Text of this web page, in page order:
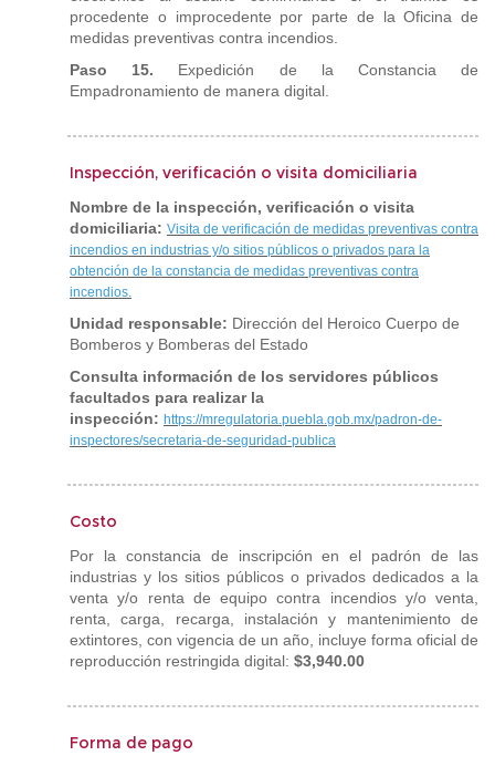
procedente o improcedente por parte de la Oficina de
medidas preventivas contra incendios.
Paso 15. Expedición de la Constancia de
Empadronamiento de manera digital.
Inspección, verificación o visita domiciliaria
Nombre de la inspección, verificación o visita
domiciliaria: Visita de verificación de medidas preventivas contra
incendios en industrias y/o sitios públicos o privados para la
obtención de la constancia de medidas preventivas contra
incendios.
Unidad responsable: Dirección del Heroico Cuerpo de
Bomberos y Bomberas del Estado
Consulta información de los servidores públicos
facultados para realizar la
inspección: https://mregulatoria.puebla.gob.mx/padron-de-
inspectores/secretaria-de-seguridad-publica
Costo
Por la constancia de inscripción en el padrón de las
industrias y los sitios públicos o privados dedicados a la
venta y/o renta de equipo contra incendios y/o venta,
renta, carga, recarga, instalación y mantenimiento de
extintores, con vigencia de un año, incluye forma oficial de
reproducción restringida digital: $3,940.00
Forma de pago